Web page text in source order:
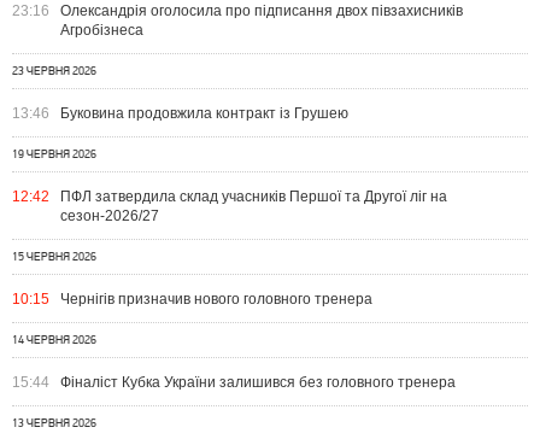
23:16
Олександрія оголосила про підписання двох півзахисників
Агробізнеса
23 ЧЕРВНЯ 2026
13:46 Буковина продовжила контракт із Грушею
19 ЧЕРВНЯ 2026
12:42
ПФЛ затвердила склад учасників Першої та Другої ліг на
сезон-2026/27
15 ЧЕРВНЯ 2026
10:15 Чернігів призначив нового головного тренера
14 ЧЕРВНЯ 2026
15:44 Фіналіст Кубка України залишився без головного тренера
13 ЧЕРВНЯ 2026